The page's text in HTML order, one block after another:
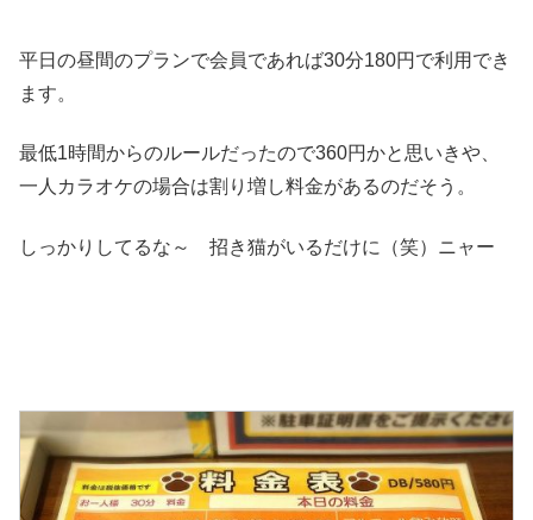
平日の昼間のプランで会員であれば30分180円で利用でき
ます。
最低1時間からのルールだったので360円かと思いきや、
一人カラオケの場合は割り増し料金があるのだそう。
しっかりしてるな～ 招き猫がいるだけに（笑）ニャー